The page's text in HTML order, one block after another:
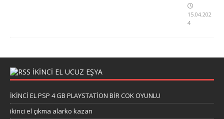
15.04.202
4
İKİNCİ EL UCUZ EŞYA
İKİNCİ EL PSP 4 GB PLAYSTATİON BİR COK OYUNLU
ikinci el çıkma alarko kazan